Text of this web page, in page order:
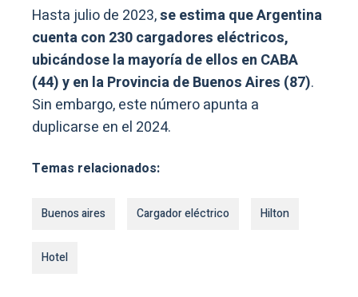
Hasta julio de 2023,se estima que Argentina
cuenta con 230 cargadores eléctricos,
ubicándose la mayoría de ellos en CABA
(44) y en la Provincia de Buenos Aires (87).
Sin embargo, este número apunta a
duplicarse en el 2024.
Temas relacionados:
Buenos aires Cargador eléctrico Hilton
Hotel